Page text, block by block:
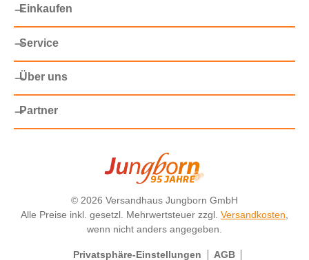
Einkaufen
Service
Über uns
Partner
© 2026 Versandhaus Jungborn GmbH
Alle Preise inkl. gesetzl. Mehrwertsteuer zzgl. Versandkosten,
wenn nicht anders angegeben.
Privatsphäre-Einstellungen AGB